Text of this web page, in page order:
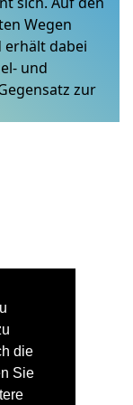
die
Sie
Wegen
erhält dabei
und
zur